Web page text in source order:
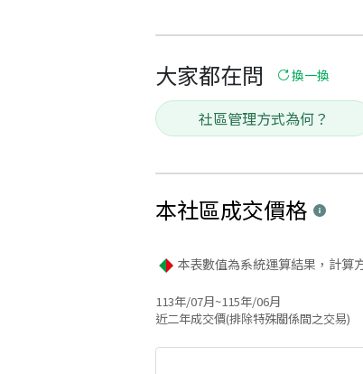
大家都在問 換一換
社區管理方式為何？
本社區成交價格
本表數值為系統運算結果，計算
113年/07月~115年/06月
近二年成交價(排除特殊關係間之交易)